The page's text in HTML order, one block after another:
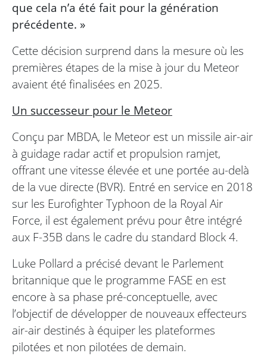
que cela n’a été fait pour la génération
précédente. »
Cette décision surprend dans la mesure où les
premières étapes de la mise à jour du Meteor
avaient été finalisées en 2025.
Un successeur pour le Meteor
Conçu par MBDA, le Meteor est un missile air-air
à guidage radar actif et propulsion ramjet,
offrant une vitesse élevée et une portée au-delà
de la vue directe (BVR). Entré en service en 2018
sur les Eurofighter Typhoon de la Royal Air
Force, il est également prévu pour être intégré
aux F-35B dans le cadre du standard Block 4.
Luke Pollard a précisé devant le Parlement
britannique que le programme FASE en est
encore à sa phase pré-conceptuelle, avec
l’objectif de développer de nouveaux effecteurs
air-air destinés à équiper les plateformes
pilotées et non pilotées de demain.